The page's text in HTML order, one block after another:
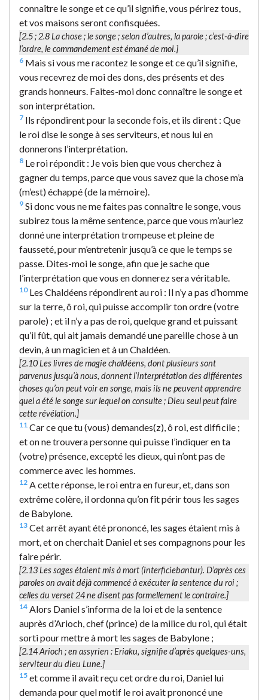
connaître le songe et ce qu’il signifie, vous périrez tous,
et vos maisons seront confisquées.
[2.5 ; 2.8La chose; le songe ; selon d’autres, la parole; c’est-à-dire
l’ordre, le commandement est émané de moi.]
6 Mais si vous me racontez le songe et ce qu’il signifie,
vous recevrez de moi des dons, des présents et des
grands honneurs. Faites-moi donc connaître le songe et
son interprétation.
7 Ils répondirent pour la seconde fois, et ils dirent : Que
le roi dise le songe à ses serviteurs, et nous lui en
donnerons l’interprétation.
8 Le roi répondit : Je vois bien que vous cherchez à
gagner du temps, parce que vous savez que la chose m’a
(m’est) échappé (de la mémoire).
9 Si donc vous ne me faites pas connaître le songe, vous
subirez tous la même sentence, parce que vous m’auriez
donné une interprétation trompeuse et pleine de
fausseté, pour m’entretenir jusqu’à ce que le temps se
passe. Dites-moi le songe, afin que je sache que
l’interprétation que vous en donnerez sera véritable.
10Les Chaldéens répondirent au roi : Il n’y a pas d’homme
sur la terre, ô roi, qui puisse accomplir ton ordre (votre
parole) ; et il n’y a pas de roi, quelque grand et puissant
qu’il fût, qui ait jamais demandé une pareille chose à un
devin, à un magicien et à un Chaldéen.
[2.10 Les livres de magie chaldéens, dont plusieurs sont
parvenus jusqu’à nous, donnent l’interprétation des différentes
choses qu’on peut voir en songe, mais ils ne peuvent apprendre
quel a été le songe sur lequel on consulte ; Dieu seul peut faire
cette révélation.]
11 Car ce que tu (vous) demandes(z), ô roi, est difficile ;
et on ne trouvera personne qui puisse l’indiquer en ta
(votre) présence, excepté les dieux, qui n’ont pas de
commerce avec les hommes.
12 A cette réponse, le roi entra en fureur, et, dans son
extrême colère, il ordonna qu’on fît périr tous les sages
de Babylone.
13 Cet arrêt ayant été prononcé, les sages étaient mis à
mort, et on cherchait Daniel et ses compagnons pour les
faire périr.
[2.13Les sages étaient mis à mort (interficiebantur). D’après ces
paroles on avait déjà commencé à exécuter la sentence du roi ;
celles du verset 24 ne disent pas formellement le contraire.]
14 Alors Daniel s’informa de la loi et de la sentence
auprès d’Arioch, chef (prince) de la milice du roi, qui était
sorti pour mettre à mort les sages de Babylone ;
[2.14Arioch ; en assyrien : Eriaku, signifie d’après quelques-uns,
serviteur du dieu Lune.]
15 et comme il avait reçu cet ordre du roi, Daniel lui
demanda pour quel motif le roi avait prononcé une